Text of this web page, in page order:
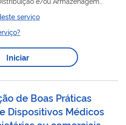
com alimentos. A
fusão ou incorporação) no
sucessora é que deve solicitar a
serviço
Iniciar
de Boas Práticas
Dispositivos Médicos